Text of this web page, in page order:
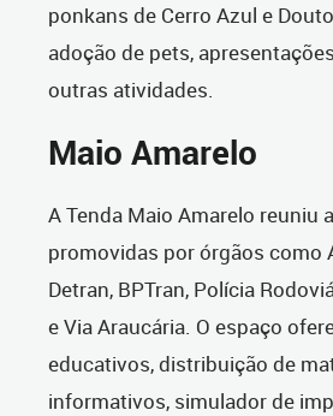
ponkans de Cerro Azul e
adoção de pets,
outras atividades.
Maio Amarelo
A Tenda Maio Amarelo reuniu
promovidas por órgãos como
Detran, BPTran, Polícia
e Via Araucária. O espaço
educativos, distribuição de
informativos, simulador de